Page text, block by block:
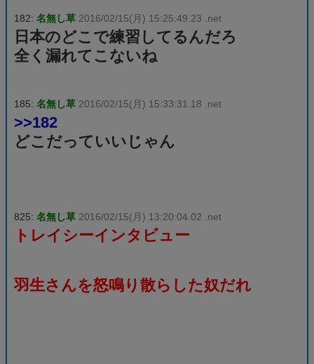
182: 名無し草 2016/02/15(月) 15:25:49.23 .net
日本のどこで練習してるんだろ
全く漏れてこないね
185: 名無し草 2016/02/15(月) 15:33:31.18 .net
>>182
どこだっていいじゃん
825: 名無し草 2016/02/15(月) 13:20:04.02 .net
トレイシーインタビュー
羽生さんを怒鳴り散らした奴だれ